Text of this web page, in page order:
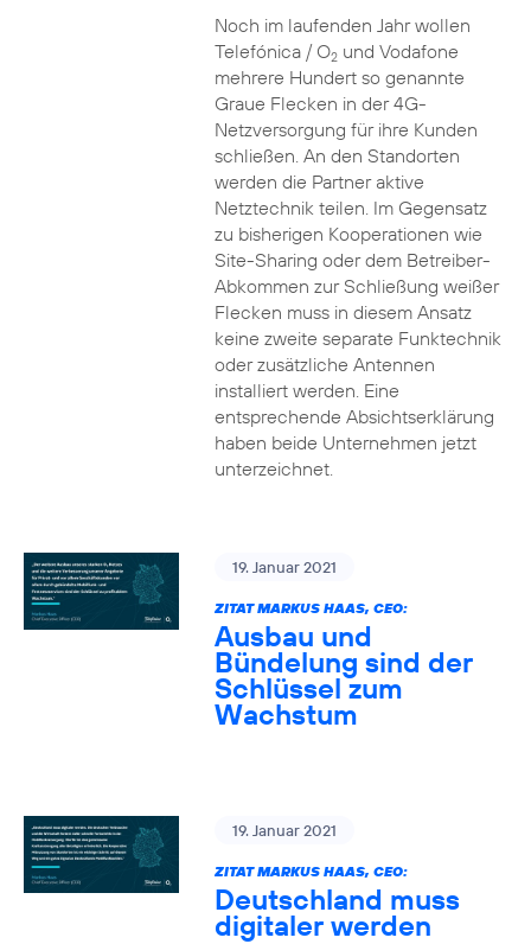
Noch im laufenden Jahr wollen
Telefónica / O2und Vodafone
mehrere Hundert so genannte
Graue Flecken in der 4G-
Netzversorgung für ihre Kunden
schließen. An den Standorten
werden die Partner aktive
Netztechnik teilen. Im Gegensatz
zu bisherigen Kooperationen wie
Site-Sharing oder dem Betreiber-
Abkommen zur Schließung weißer
Flecken muss in diesem Ansatz
keine zweite separate Funktechnik
oder zusätzliche Antennen
installiert werden. Eine
entsprechende Absichtserklärung
haben beide Unternehmen jetzt
unterzeichnet.
19. Januar 2021
ZITAT MARKUS HAAS, CEO:
Ausbau und
Bündelung sind der
Schlüssel zum
Wachstum
19. Januar 2021
ZITAT MARKUS HAAS, CEO:
Deutschland muss
digitaler werden